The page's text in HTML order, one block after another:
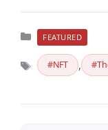
Kategori
FEATURED
Tag NFT ,